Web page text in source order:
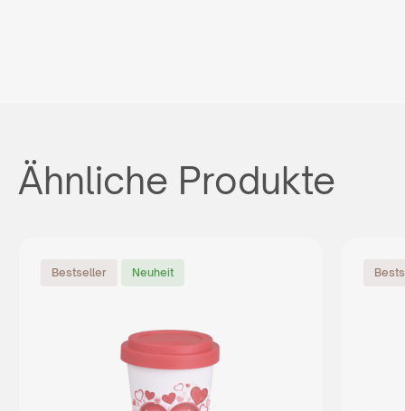
Ähnliche Produkte
Bestseller Neuheit